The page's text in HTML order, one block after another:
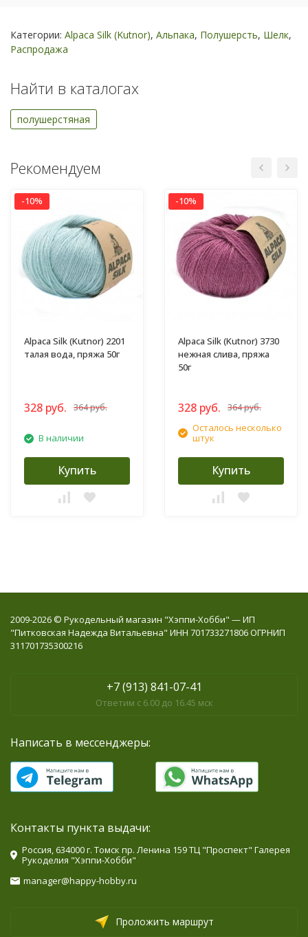
Категории: Alpaca Silk (Kutnor), Альпака, Полушерсть, Шелк,
Распродажа
Найти в каталогах
полушерстяная
Рекомендуем
-10%
Alpaca Silk (Kutnor) 2201
талая вода, пряжа 50г
328 руб. 364 руб.
В наличии
Купить
-10%
Alpaca Silk (Kutnor) 3730
нежная слива, пряжа
50г
328 руб. 364 руб.
Осталось несколько
штук
Купить
2009-2026 © Рукодельный магазин "Хэппи-Хобби" — ИП
"Питковская Надежда Витальевна" ИНН 701733271806 ОГРНИП
311701735300216
+7 (913) 841-07-41
Ответим с 6.00 до 16.45 мск
Написать в мессенджеры:
Контакты пункта выдачи:
Россия, 634000 г. Томск пр. Ленина 159 ТЦ "Проспект" Галерея
Рукоделия "Хэппи-Хобби"
manager@happy-hobby.ru
Проложить маршрут